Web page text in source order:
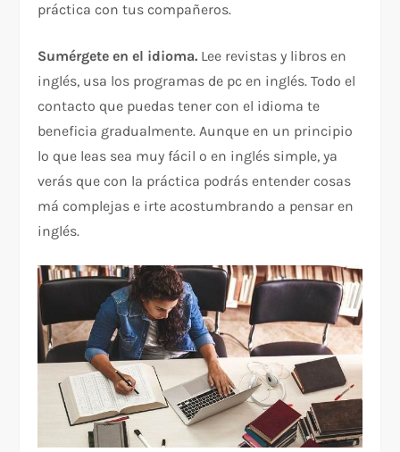
práctica con tus compañeros.
Sumérgete en el idioma. Lee revistas y libros en
inglés, usa los programas de pc en inglés. Todo el
contacto que puedas tener con el idioma te
beneficia gradualmente. Aunque en un principio
lo que leas sea muy fácil o en inglés simple, ya
verás que con la práctica podrás entender cosas
má complejas e irte acostumbrando a pensar en
inglés.